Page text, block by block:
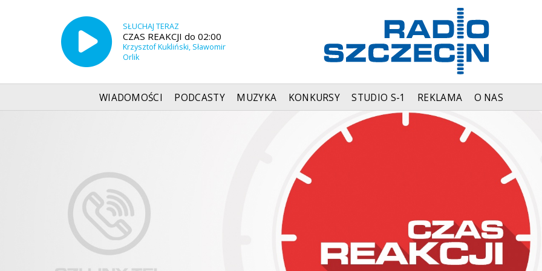
SŁUCHAJ TERAZ
CZAS REAKCJI do 02:00
Krzysztof Kukliński, Sławomir
Orlik
WIADOMOŚCI PODCASTY MUZYKA KONKURSY STUDIO S-1 REKLAMA O NAS